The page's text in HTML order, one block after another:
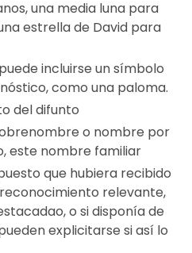
una media luna para
estrella de David para
incluirse un símbolo
como una paloma.
del difunto
o nombre por
este nombre familiar
que hubiera recibido
relevante,
o si disponía de
explicitarse si así lo